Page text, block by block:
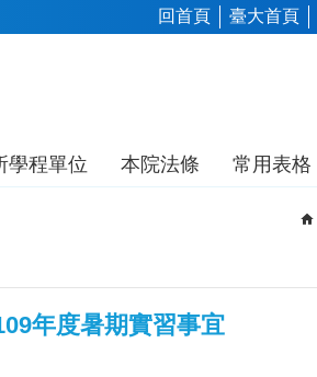
回首頁 臺大首頁
學程單位 本院法條 常用表格
年度暑期實習事宜